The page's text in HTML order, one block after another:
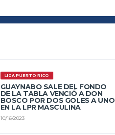
LIGA PUERTO RICO
GUAYNABO SALE DEL FONDO
DE LA TABLA VENCIÓ A DON
BOSCO POR DOS GOLES A UNO
EN LA LPR MASCULINA
10/16/2023